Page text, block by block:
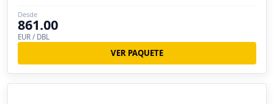
Desde
861.00
EUR / DBL
VER PAQUETE